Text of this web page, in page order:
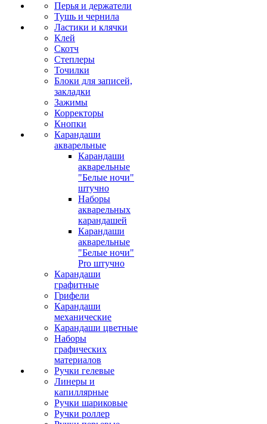
Перья и держатели
Тушь и чернила
Ластики и клячки
Клей
Скотч
Степлеры
Точилки
Блоки для записей,
закладки
Зажимы
Корректоры
Кнопки
Карандаши
акварельные
Карандаши
акварельные
"Белые ночи"
штучно
Наборы
акварельных
карандашей
Карандаши
акварельные
"Белые ночи"
Pro штучно
Карандаши
графитные
Грифели
Карандаши
механические
Карандаши цветные
Наборы
графических
материалов
Ручки гелевые
Линеры и
капиллярные
Ручки шариковые
Ручки роллер